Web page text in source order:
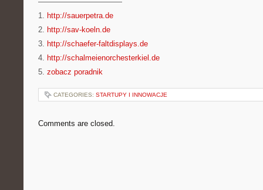
1. http://sauerpetra.de
2. http://sav-koeln.de
3. http://schaefer-faltdisplays.de
4. http://schalmeienorchesterkiel.de
5. zobacz poradnik
CATEGORIES: STARTUPY I INNOWACJE
Comments are closed.